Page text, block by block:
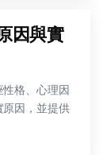
因與實
格、心理因
原因，並提供